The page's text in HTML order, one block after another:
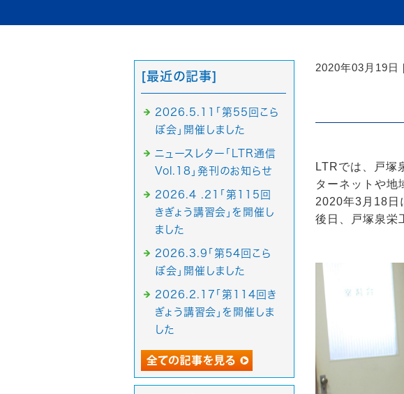
2020年03月19日
LTRでは、戸塚
ターネットや地
2020年3月18日
後日、戸塚泉栄
[最近の記事]
2026.5.11「第55回こら
ぼ会」開催しました
ニュースレター「LTR通信
Vol.18」発刊のお知らせ
2026.4 .21「第115回
きぎょう講習会」を開催し
ました
2026.3.9「第54回こら
ぼ会」開催しました
2026.2.17「第114回き
ぎょう講習会」を開催しま
した